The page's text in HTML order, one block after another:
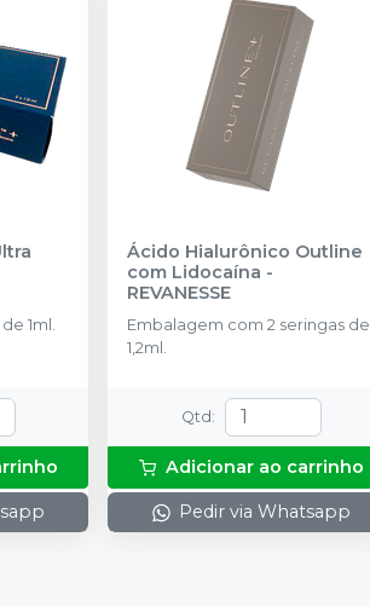
1ml.
Ácido Hialurônico Outline
com Lidocaína -
REVANESSE
Embalagem com 2 seringas de
1,2ml.
Qtd :
Adicionar ao carrinho
Pedir via Whatsapp